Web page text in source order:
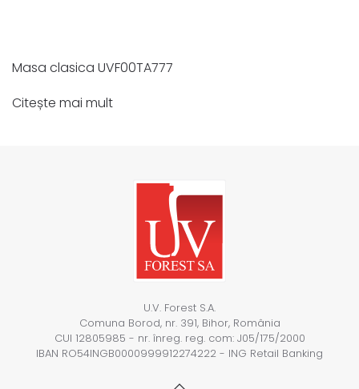
Masa clasica UVF00TA777
Citește mai mult
U.V. Forest S.A.
Comuna Borod, nr. 391, Bihor, România
CUI 12805985 - nr. înreg. reg. com: J05/175/2000
IBAN RO54INGB0000999912274222 - ING Retail Banking